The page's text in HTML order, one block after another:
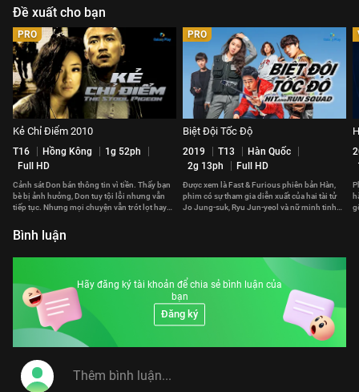
Đề xuất cho bạn
PRO
Kẻ Chỉ Điểm 2010
T16 Hồng Kông
1g 52ph
Full HD
Cảnh sát Don bán thông tin vì tiền. Thấy bạn
bè bị ảnh hưởng, Don tuy tội lỗi nhưng vẫn
tiếp tục. Nhưng mọi chuyện vẫn trót lọt hay
PRO
Biệt Đội Tốc Độ
2019 T13
Hàn Quốc
2g 13ph
Full HD
Được xem là Fast & Furious phiên bản Hàn,
phim có sự tham gia diễn xuất của hai tài tử
Jo Jung-suk, Ryu Jun-yeol và nữ minh tinh
Bình luận
Hãy đăng ký tài khoản để chia sẻ bình luận của
bạn
Đăng ký